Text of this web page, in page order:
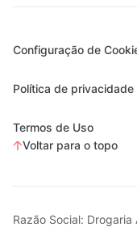
Configuração de
Política de privacidade
Termos de Uso
Voltar para o topo
Razão Social: